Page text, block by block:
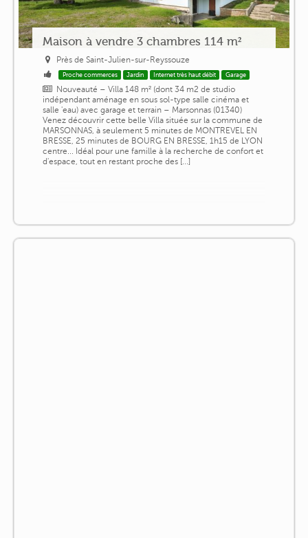
Maison à vendre 3 chambres 114 m²
Près de Saint-Julien-sur-Reyssouze
Proche commerces Jardin Internet très haut débit Garage
Nouveauté – Villa 148 m² (dont 34 m2 de studio
indépendant aménage en sous sol-type salle cinéma et
salle 'eau) avec garage et terrain – Marsonnas (01340)
Venez découvrir cette belle Villa située sur la commune de
MARSONNAS, à seulement 5 minutes de MONTREVEL EN
BRESSE, 25 minutes de BOURG EN BRESSE, 1h15 de LYON
centre... Idéal pour une famille à la recherche de confort et
d'espace, tout en restant proche des [...]